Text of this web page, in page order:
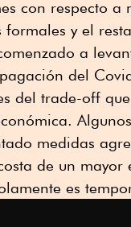
con respecto a
y el
a
del
del trade-off
medidas
de un
es